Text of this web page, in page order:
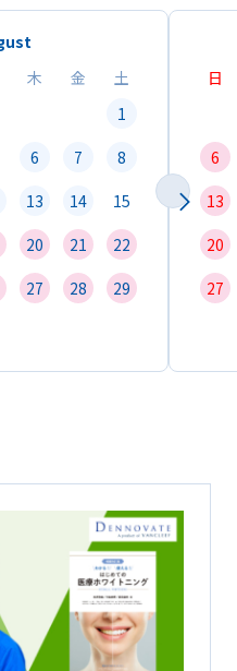
木 金
土
1
6 7
8
13 14
15
20 21
22
27 28
29
日
6
13
20
27